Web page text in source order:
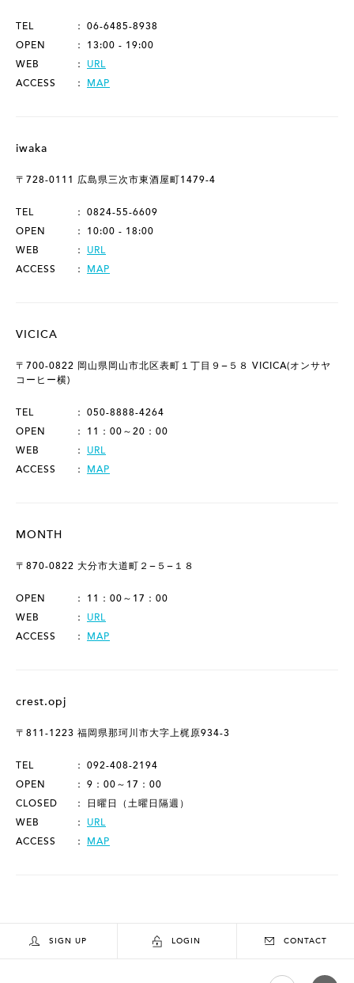
TEL
06-6485-8938
OPEN
13:00 - 19:00
WEB
URL
ACCESS
MAP
iwaka
〒728-0111 広島県三次市東酒屋町1479-4
TEL
0824-55-6609
OPEN
10:00 - 18:00
WEB
URL
ACCESS
MAP
VICICA
〒700-0822 岡山県岡山市北区表町１丁目９−５８ VICICA(オンサヤ
コーヒー横)
TEL
050-8888-4264
OPEN
11：00～20：00
WEB
URL
ACCESS
MAP
MONTH
〒870-0822 大分市大道町２−５−１８
OPEN
11：00～17：00
WEB
URL
ACCESS
MAP
crest.opj
〒811-1223 福岡県那珂川市大字上梶原934-3
TEL
092-408-2194
OPEN
9：00～17：00
CLOSED
日曜日（土曜日隔週）
WEB
URL
ACCESS
MAP
SIGN UP LOGIN CONTACT